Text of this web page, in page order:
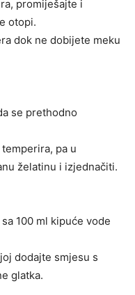
promiješajte i
otopi.
dok ne dobijete meku
se prethodno
pa u
želatinu i izjednačiti.
100 ml kipuće vode
dodajte smjesu s
glatka.